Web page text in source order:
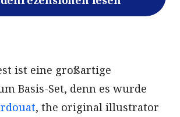
ist eine großartige
Basis-Set, denn es wurde
, the original illustrator